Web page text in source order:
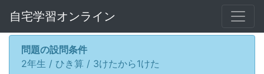
自宅学習オンライン
問題の設問条件
2年生 / ひき算 / 3けたから1けた